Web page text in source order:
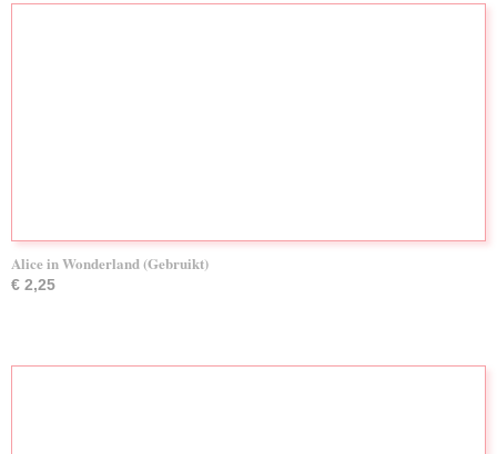
Alice in Wonderland (Gebruikt)
€ 2,25